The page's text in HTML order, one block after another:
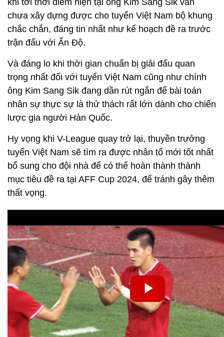
chưa xây dựng được cho tuyển Việt Nam bộ khung
chắc chắn, đáng tin nhất như kế hoạch đề ra trước
trận đấu với Ấn Độ.
Và đáng lo khi thời gian chuẩn bị giải đấu quan
trọng nhất đối với tuyển Việt Nam cũng như chính
ông Kim Sang Sik đang dần rút ngắn để bài toán
nhân sự thực sự là thử thách rất lớn dành cho chiến
lược gia người Hàn Quốc.
Hy vọng khi V-League quay trở lại, thuyền trưởng
tuyển Việt Nam sẽ tìm ra được nhân tố mới tốt nhất
bổ sung cho đội nhà để có thể hoàn thành thành
mục tiêu đề ra tại AFF Cup 2024, để tránh gây thêm
thất vọng.